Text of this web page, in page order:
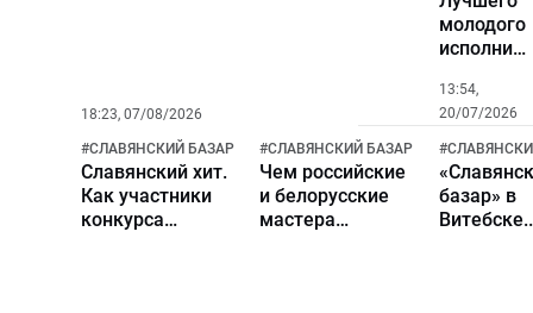
18:23, 07/08/2026
на
конкурсе
Чем
певец
покорил
молодого
песни
выбрали
в
Витебске.
Как
13:54,
20/07/2026
#СЛАВЯНСКИЙ БАЗАР
Славянский хит.
Как участники
конкурса
#СЛАВЯНСКИЙ БАЗАР
Чем российские
и белорусские
мастера
#
базар» в
Витебске.